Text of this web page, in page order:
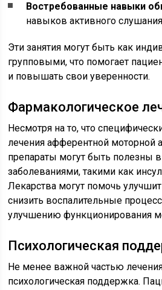
Востребованные навыки
навыков активного
Эти занятия могут быть как
групповыми, что помогает
и повышать свои уверенности.
Фармакологическое
Несмотря на то, что
лечения афферентной моторной
препараты могут быть полезны
заболеваниями, такими как
Лекарства могут помочь
снизить воспалительные
улучшению функционирования
Психологическая
Не менее важной частью
психологическая поддержка.